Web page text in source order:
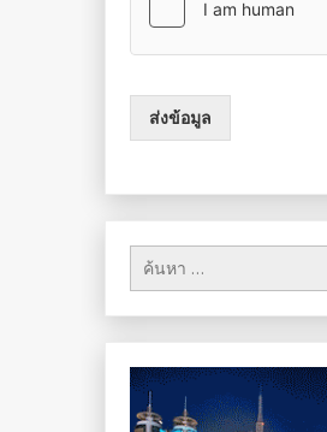
ส่งข้อมูล
ค้นหา
สำหรับ: